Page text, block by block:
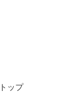
トップ